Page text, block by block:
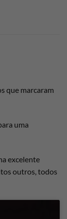
que marcaram
uma
excelente
outros, todos